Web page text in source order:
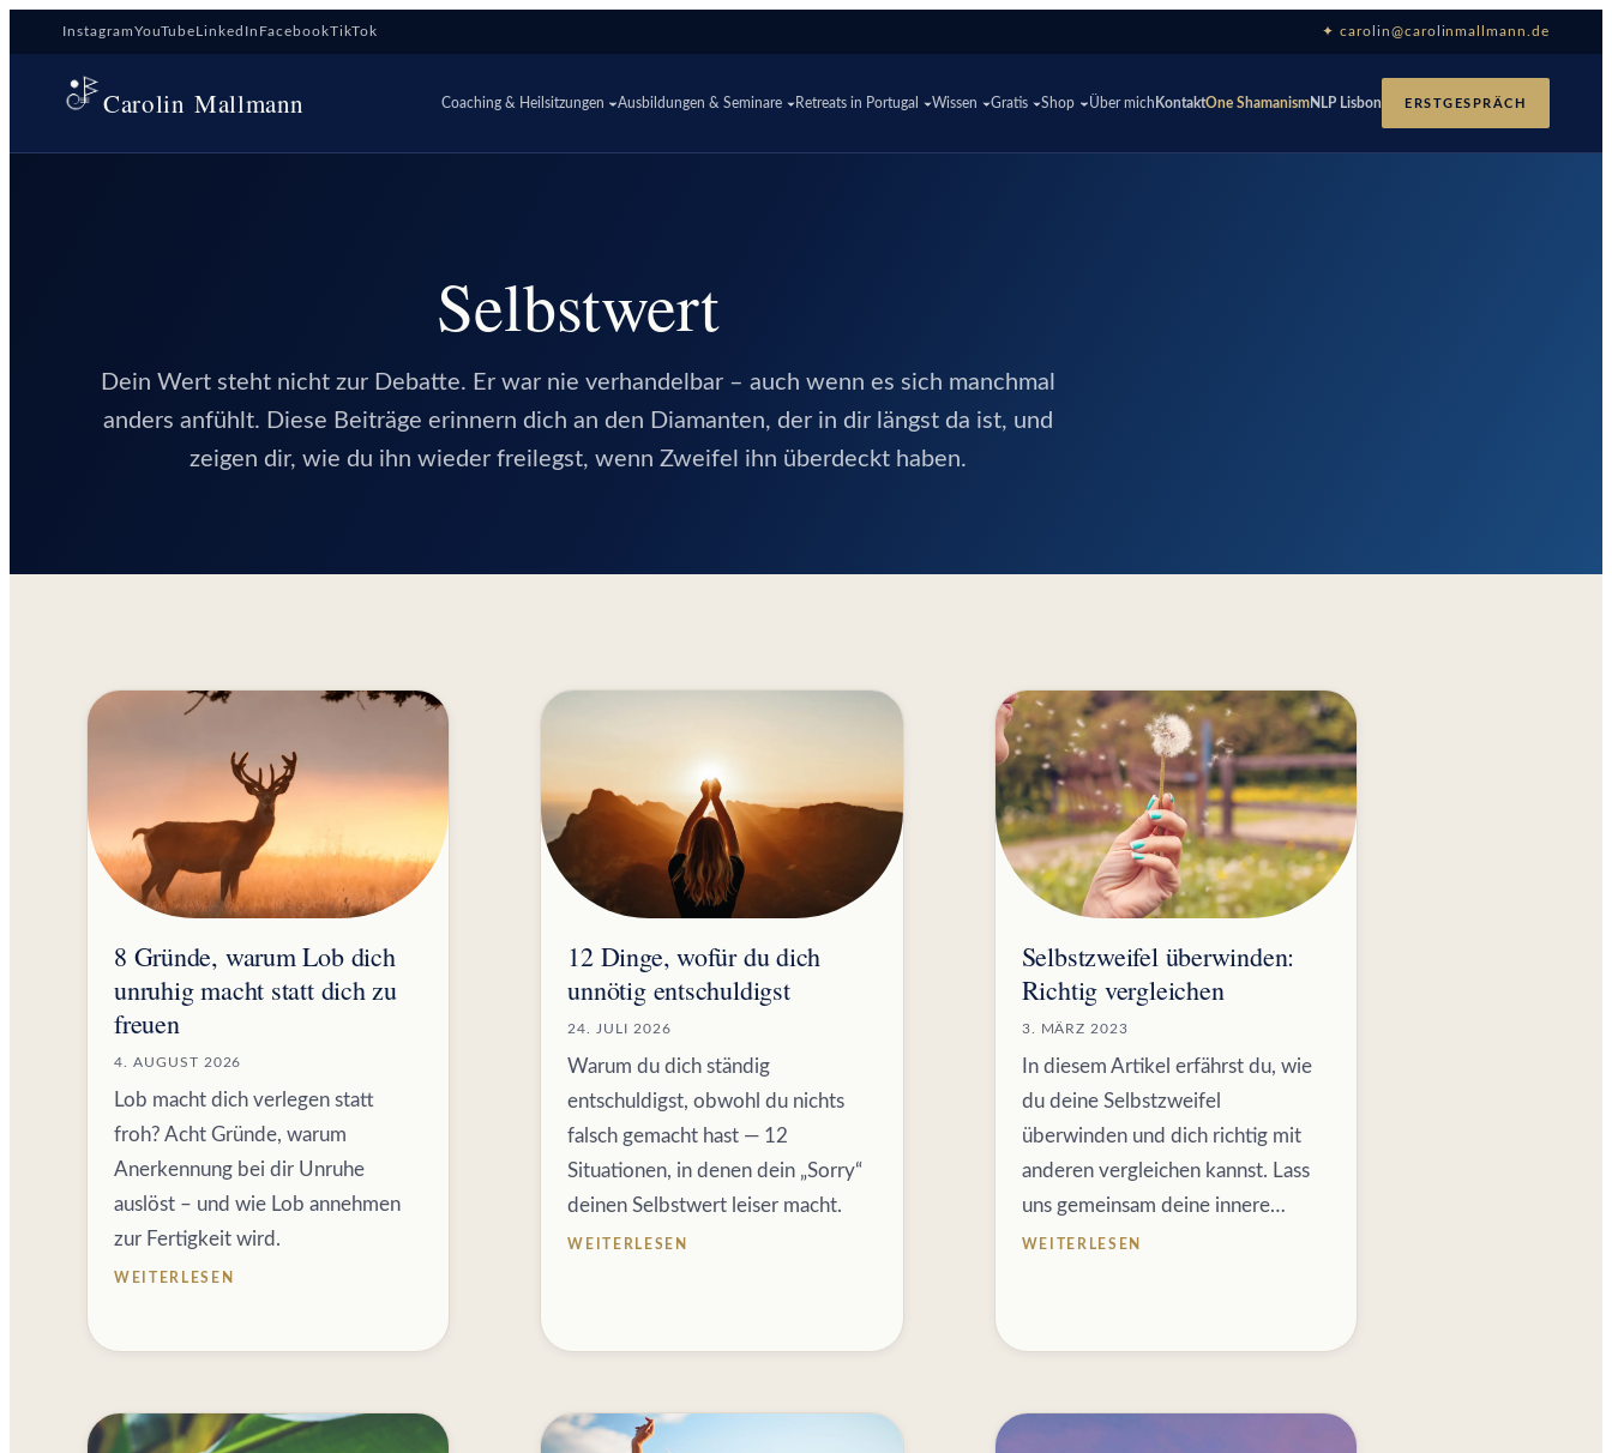
Inhalt
springen
InstagramYouTubeLinkedIn FacebookTikTok ✦ carolin@carolinmallmann.de
Carolin Mallmann Coaching & Heilsitzungen Ausbildungen & Seminare Retreats in Portugal Wissen Gratis Shop Über mich KontaktOne ShamanismNLP Lisbon ERSTGESPRÄCH
Selbstwert
Dein Wert steht nicht zur Debatte. Er war nie verhandelbar – auch wenn es sich manchmal
anders anfühlt. Diese Beiträge erinnern dich an den Diamanten, der in dir längst da ist, und
zeigen dir, wie du ihn wieder freilegst, wenn Zweifel ihn überdeckt haben.
8 Gründe, warum Lob dich
unruhig macht statt dich zu
freuen
4. AUGUST 2026
Lob macht dich verlegen statt
froh? Acht Gründe, warum
Anerkennung bei dir Unruhe
auslöst – und wie Lob annehmen
zur Fertigkeit wird.
WEITERLESEN
12 Dinge, wofür du dich
unnötig entschuldigst
24. JULI 2026
Warum du dich ständig
entschuldigst, obwohl du nichts
falsch gemacht hast — 12
Situationen, in denen dein „Sorry“
deinen Selbstwert leiser macht.
WEITERLESEN
Selbstzweifel überwinden:
Richtig vergleichen
3. MÄRZ 2023
In diesem Artikel erfährst du, wie
du deine Selbstzweifel
überwinden und dich richtig mit
anderen vergleichen kannst. Lass
uns gemeinsam deine innere…
WEITERLESEN